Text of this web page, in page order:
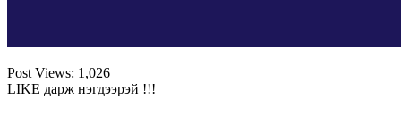
Post Views: 1,026
LIKE дарж нэгдээрэй !!!